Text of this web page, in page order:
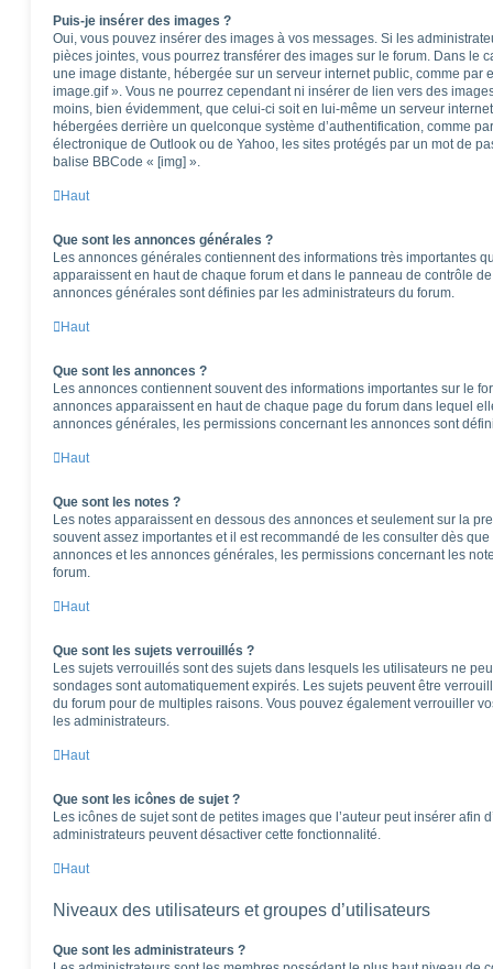
Puis-je insérer des images ?
Oui, vous pouvez insérer des images à vos messages. Si les
pièces jointes, vous pourrez transférer des images sur le forum. Dans le
une image distante, hébergée sur un serveur internet public, comme par
image.gif ». Vous ne pourrez cependant ni insérer de lien vers des
moins, bien évidemment, que celui-ci soit en lui-même un serveur
hébergées derrière un quelconque système d’authentification, comme
électronique de Outlook ou de Yahoo, les sites protégés par un mot de
balise BBCode « [img] ».
Haut
Que sont les annonces générales ?
Les annonces générales contiennent des informations très importantes
apparaissent en haut de chaque forum et dans le panneau de contrôle
annonces générales sont définies par les administrateurs du forum.
Haut
Que sont les annonces ?
Les annonces contiennent souvent des informations importantes sur le
annonces apparaissent en haut de chaque page du forum dans lequel
annonces générales, les permissions concernant les annonces sont
Haut
Que sont les notes ?
Les notes apparaissent en dessous des annonces et seulement sur la
souvent assez importantes et il est recommandé de les consulter dès
annonces et les annonces générales, les permissions concernant les
forum.
Haut
Que sont les sujets verrouillés ?
Les sujets verrouillés sont des sujets dans lesquels les utilisateurs ne
sondages sont automatiquement expirés. Les sujets peuvent être
du forum pour de multiples raisons. Vous pouvez également verrouiller
les administrateurs.
Haut
Que sont les icônes de sujet ?
Les icônes de sujet sont de petites images que l’auteur peut insérer afin
administrateurs peuvent désactiver cette fonctionnalité.
Haut
Niveaux des utilisateurs et groupes d’utilisateurs
Que sont les administrateurs ?